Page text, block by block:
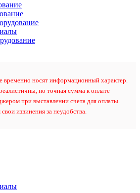
временно носят информационный характер.
но точная сумма к оплате
при выставлении счета для оплаты.
извинения за неудобства.